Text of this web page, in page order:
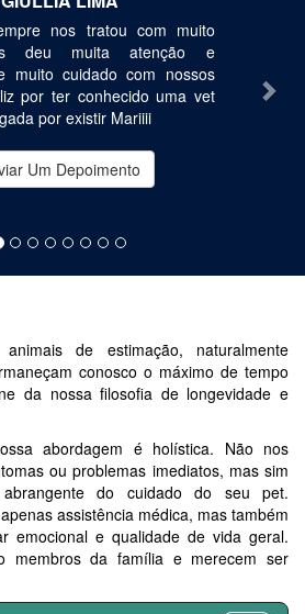
nos tratou com muito
deu muita atenção e
muito cuidado com nossos
por ter conhecido uma vet
por existir Mariiii
Um Depoimento
de estimação, naturalmente
conosco o máximo de tempo
da nossa filosofia de longevidade e
abordagem é holística. Não nos
ou problemas imediatos, mas sim
do cuidado do seu pet.
assistência médica, mas também
emocional e qualidade de vida geral.
membros da família e merecem ser